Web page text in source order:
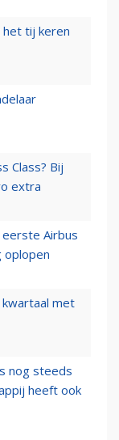
het tij keren
Class? Bij
extra
Airbus
oplopen
met
nog steeds
heeft ook